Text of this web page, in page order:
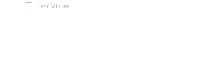
Last Minute